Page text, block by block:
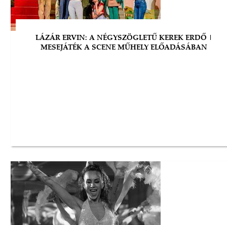
LÁZÁR ERVIN: A NÉGYSZÖGLETŰ KEREK ERDŐ |
MESEJÁTÉK A SCENE MŰHELY ELŐADÁSÁBAN